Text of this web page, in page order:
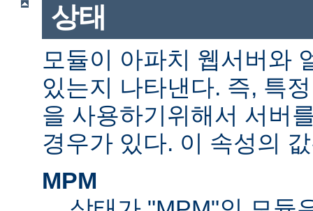
상태
모듈이 아파치 웹서버와
있는지 나타낸다. 즉, 특
을 사용하기위해서 서버
경우가 있다. 이 속성의
MPM